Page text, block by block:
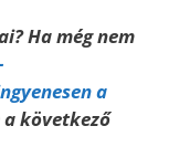
Ha még nem
a
következő